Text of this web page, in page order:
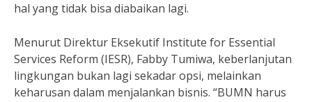
hal yang tidak bisa diabaikan lagi.
Menurut Direktur Eksekutif Institute for Essential
Services Reform (IESR), Fabby Tumiwa, keberlanjutan
lingkungan bukan lagi sekadar opsi, melainkan
keharusan dalam menjalankan bisnis. “BUMN harus